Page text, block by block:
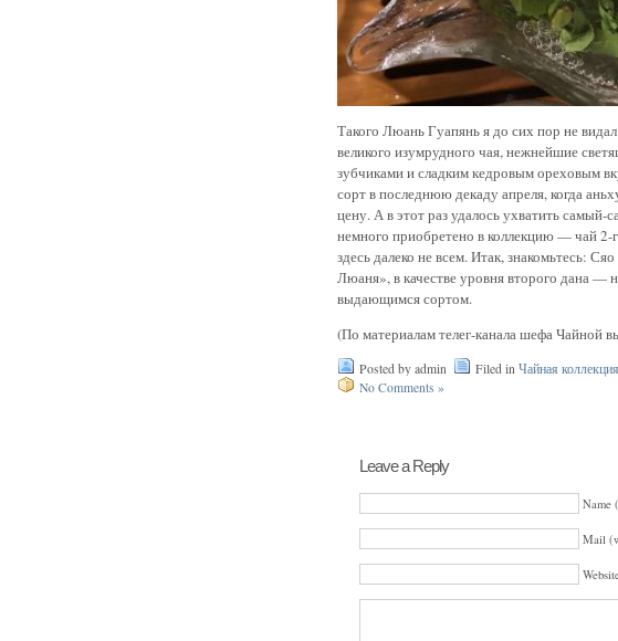
Такого Люань Гуапянь я до сих пор не
великого изумрудного чая, нежнейшие
зубчиками и сладким кедровым ореховым
сорт в последнюю декаду апреля, когда
цену. А в этот раз удалось ухватить
немного приобретено в коллекцию — чай 2-
здесь далеко не всем. Итак, знакомьтесь:
Люаня», в качестве уровня второго дана —
выдающимся сортом.
(По материалам телег-канала шефа Чайной
Posted by admin Filed in Чайная коллекция
No Comments »
Leave a Reply
Name
Mail